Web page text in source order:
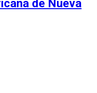
de Nueva